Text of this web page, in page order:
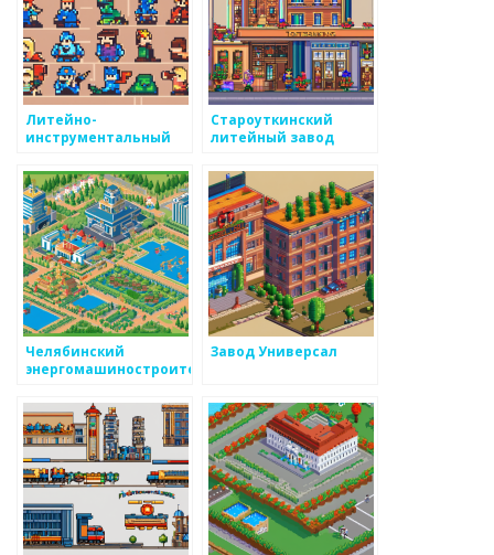
Литейно-
инструментальный
Староуткинский
литейный завод
Челябинский
энергомашиностроительный
Завод Универсал